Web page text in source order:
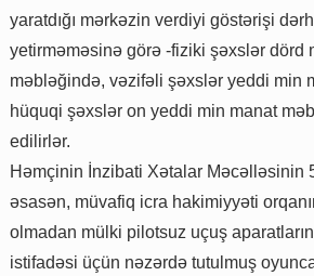
yaratdığı mərkəzin verdiyi göstərişi
yetirməməsinə görə -fiziki şəxslər dörd
məbləğində, vəzifəli şəxslər yeddi min
hüquqi şəxslər on yeddi min manat
edilirlər.
Həmçinin İnzibati Xətalar Məcəlləsinin
əsasən, müvafiq icra hakimiyyəti
olmadan mülki pilotsuz uçuş
istifadəsi üçün nəzərdə tutulmuş